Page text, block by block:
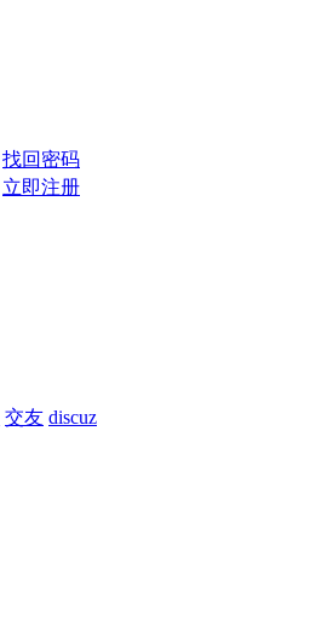
找回密码
立即注册
交友 discuz